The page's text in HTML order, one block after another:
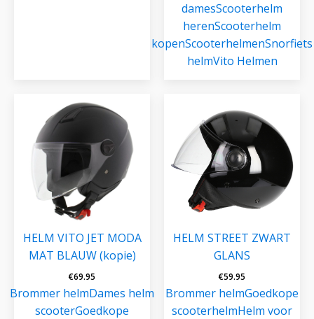
damesScooterhelm
herenScooterhelm
kopenScooterhelmenSnorfiets
helmVito Helmen
HELM VITO JET MODA
MAT BLAUW (kopie)
€69.95
Brommer helmDames helm
scooterGoedkope
HELM STREET ZWART
GLANS
€59.95
Brommer helmGoedkope
scooterhelmHelm voor